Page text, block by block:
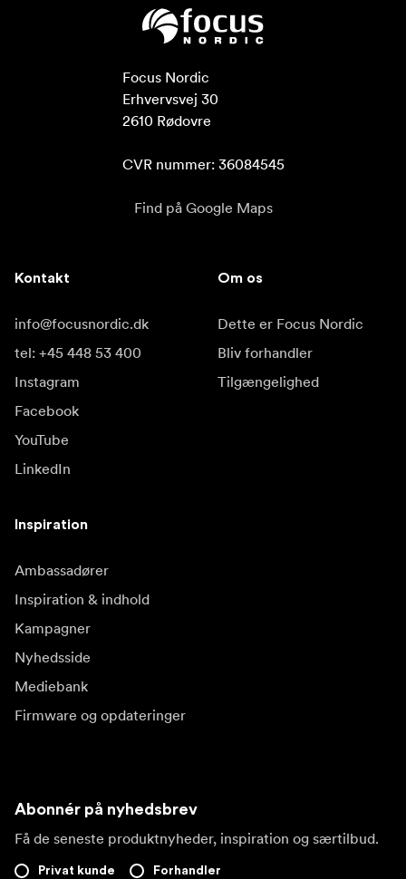
Focus Nordic
Erhvervsvej 30
2610 Rødovre
CVR nummer: 36084545
Find på Google Maps
Kontakt
info@focusnordic.dk
tel: +45 448 53 400
Instagram
Facebook
YouTube
LinkedIn
Om os
Dette er Focus Nordic
Bliv forhandler
Tilgængelighed
Inspiration
Ambassadører
Inspiration & indhold
Kampagner
Nyhedsside
Mediebank
Firmware og opdateringer
Abonnér på nyhedsbrev
Få de seneste produktnyheder, inspiration og særtilbud.
Privat kunde Forhandler